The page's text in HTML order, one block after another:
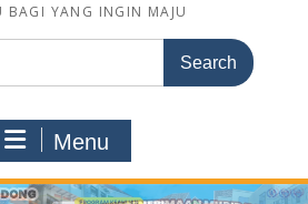
BAGI YANG INGIN MAJU
Menu